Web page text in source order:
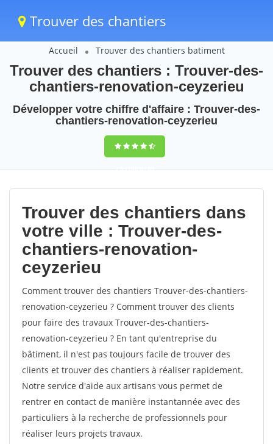
Trouver des chantiers
Accueil Trouver des chantiers batiment
Trouver des chantiers : Trouver-des-
chantiers-renovation-ceyzerieu
Développer votre chiffre d'affaire : Trouver-des-
chantiers-renovation-ceyzerieu
9,5(100%)83
votes
Trouver des chantiers dans
votre ville : Trouver-des-
chantiers-renovation-
ceyzerieu
Comment trouver des chantiers Trouver-des-chantiers-
renovation-ceyzerieu ? Comment trouver des clients
pour faire des travaux Trouver-des-chantiers-
renovation-ceyzerieu ? En tant qu'entreprise du
bâtiment, il n'est pas toujours facile de trouver des
clients et trouver des chantiers à réaliser rapidement.
Notre service d'aide aux artisans vous permet de
rentrer en contact de manière instantannée avec des
particuliers à la recherche de professionnels pour
réaliser leurs projets travaux.